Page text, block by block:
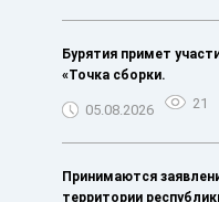
Бурятия примет
«Точка сборки.
05.08.2026 21
Принимаются
территории